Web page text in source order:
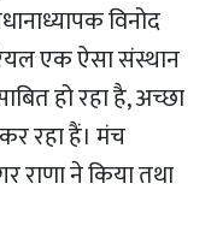
विनोद
एक ऐसा संस्थान
हो रहा है, अच्छा
रहा हैं। मंच
राणा ने किया तथा